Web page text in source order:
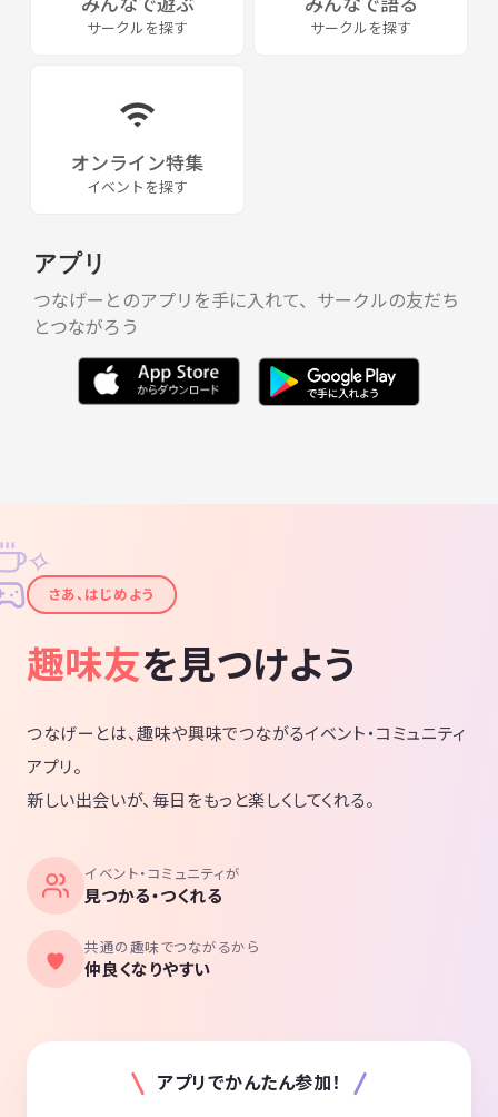
サークルを探す サークルを探す
オンライン特集
イベントを探す
アプリ
つなげーとのアプリを手に入れて、サークルの友だち
とつながろう
✦
✧
さあ、はじめよう
趣味友を見つけよう
つなげーとは、趣味や興味でつながるイベント・コミュニティ
アプリ。
新しい出会いが、毎日をもっと楽しくしてくれる。
イベント・コミュニティが
見つかる・つくれる
共通の趣味でつながるから
仲良くなりやすい
アプリでかんたん参加！